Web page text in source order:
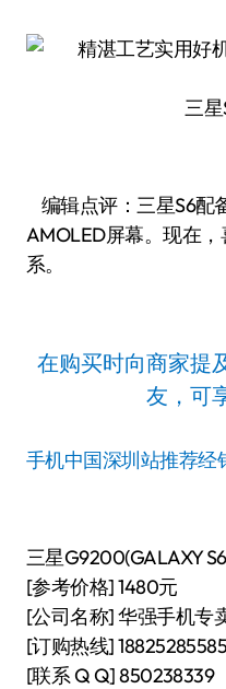
三
编辑点评：三星S6配
AMOLED屏幕。现在
系。
在购买时向商家提
友，可
手机中国深圳站推荐经
三星G9200(GALAXY
[参考价格] 1480元
[公司名称] 华强手机专
[订购热线] 18825285585
[联系 Q Q] 850238339